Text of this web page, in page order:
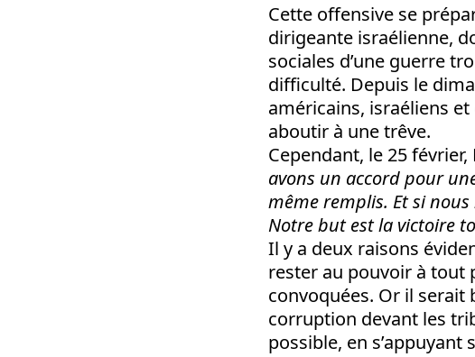
Cette offensive se
dirigeante israélienne,
sociales d’une guerre
difficulté. Depuis le
américains, israéliens
aboutir à une trêve.
Cependant, le 25
avons un accord pour
même remplis. Et si nous
Notre but est la victoire
Il y a deux raisons
rester au pouvoir à tout
convoquées. Or il
corruption devant les
possible, en